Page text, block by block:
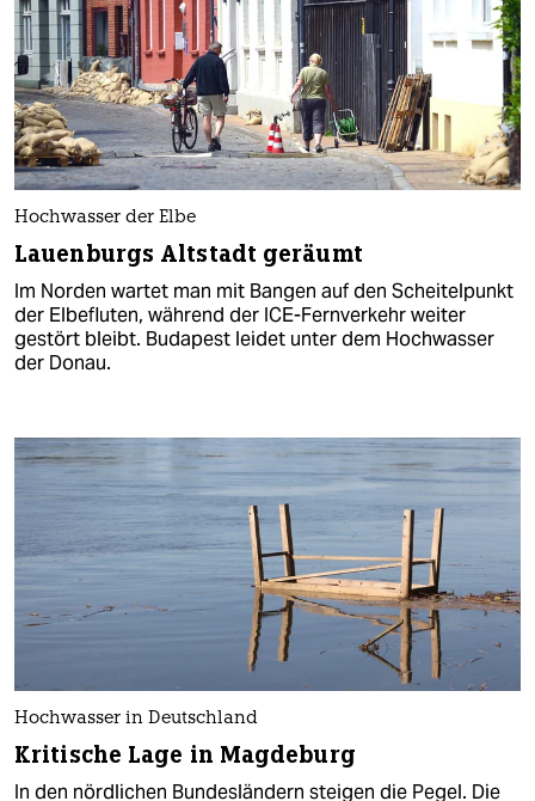
Hochwasser der Elbe
Lauenburgs Altstadt geräumt
Im Norden wartet man mit Bangen auf den Scheitelpunkt
der Elbefluten, während der ICE-Fernverkehr weiter
gestört bleibt. Budapest leidet unter dem Hochwasser
der Donau.
Hochwasser in Deutschland
Kritische Lage in Magdeburg
In den nördlichen Bundesländern steigen die Pegel. Die